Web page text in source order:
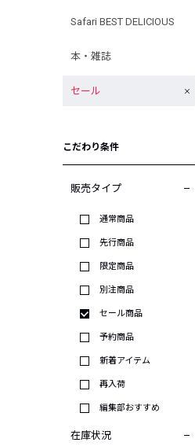
Safari BEST DELICIOUS
本・雑誌
セール
こだわり条件
販売タイプ
通常商品
先行商品
限定商品
別注商品
セール商品
予約商品
新着アイテム
再入荷
編集部おすすめ
在庫状況